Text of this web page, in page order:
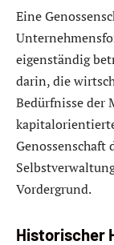
Eine
eigenständig
darin, die
Bedürfnisse der
Genossenschaft
Vordergrund.
Historischer